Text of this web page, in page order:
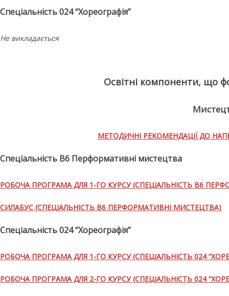
Спеціальність 024 “Хореографія”
Не викладається
Освітні компоненти, що
МЕТОДИЧНІ РЕКОМЕНДАЦІЇ ДО
Спеціальність В6 Перформативні мистецтва
РОБОЧА ПРОГРАМА ДЛЯ 1-ГО КУРСУ (СПЕЦІАЛЬНІСТЬ В6
СИЛАБУС (СПЕЦІАЛЬНІСТЬ В6 ПЕРФОРМАТИВНІ МИСТЕЦТВА)
Спеціальність 024 “Хореографія”
РОБОЧА ПРОГРАМА ДЛЯ 1-ГО КУРСУ (СПЕЦІАЛЬНІСТЬ 024
РОБОЧА ПРОГРАМА ДЛЯ 2-ГО КУРСУ (СПЕЦІАЛЬНІСТЬ 024